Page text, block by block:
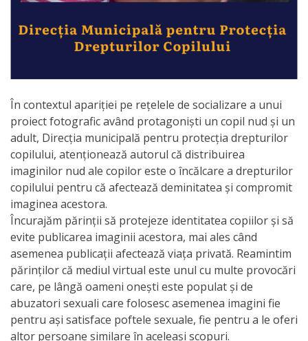
activitate
Transparență
Achiziții
publice
Invitații
de
participare
Planuri
de
achiziții
Anticorupție
În contextul apariției pe rețelele de socializare a unui
proiect fotografic având protagoniști un copil nud și un
adult, Direcția municipală pentru protecția drepturilor
copilului, atenționează autorul că distribuirea
imaginilor nud ale copilor este o încălcare a drepturilor
copilului pentru că afectează deminitatea și compromit
imaginea acestora.
Încurajăm părinții să protejeze identitatea copiilor și să
evite publicarea imaginii acestora, mai ales când
asemenea publicații afectează viața privată. Reamintim
părinților că mediul virtual este unul cu multe provocări
care, pe lângă oameni onești este populat și de
abuzatori sexuali care folosesc asemenea imagini fie
pentru ași satisface poftele sexuale, fie pentru a le oferi
altor persoane similare în aceleași scopuri.